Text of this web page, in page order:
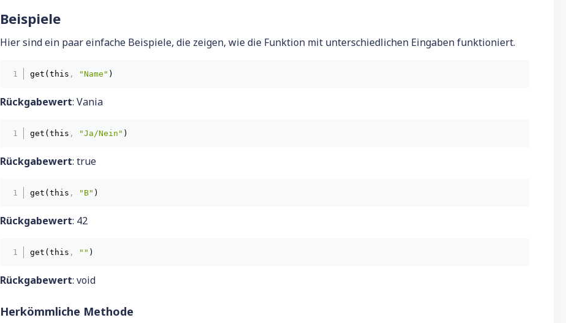
Beispiele
Hier sind ein paar einfache Beispiele, die zeigen, wie die Funktion mit unterschiedlichen Eingaben funktioniert.
get(this , "Name" )
Rückgabewert: Vania
get(this , "Ja/Nein" )
Rückgabewert: true
get(this , "B" )
Rückgabewert: 42
get(this , "" )
Rückgabewert: void
Herkömmliche Methode